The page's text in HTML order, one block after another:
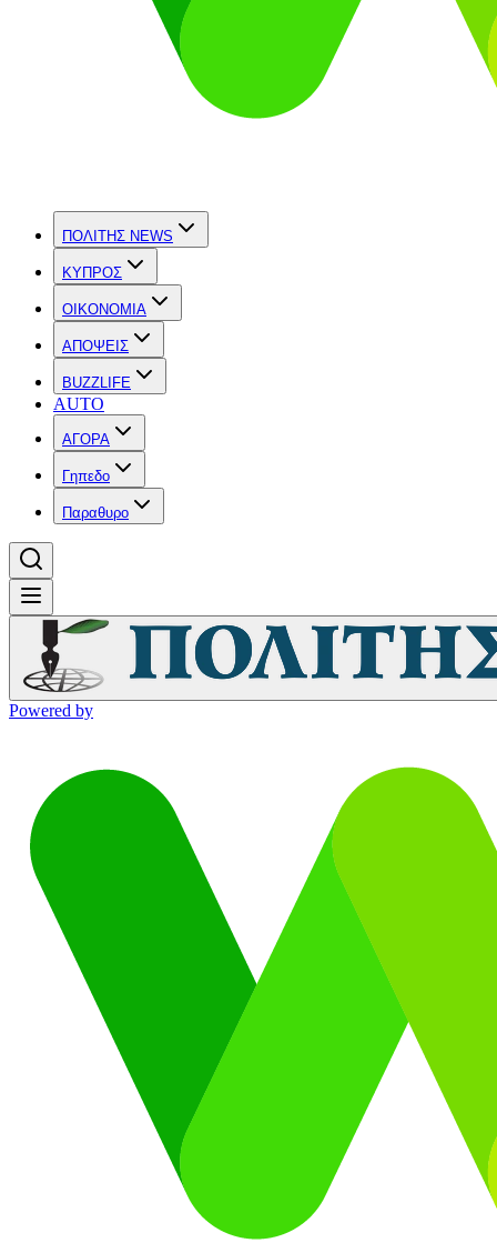
ΠΟΛΙΤΗΣ NEWS
ΚΥΠΡΟΣ
OIKONOMIA
ΑΠΟΨΕΙΣ
BUZZLIFE
AUTO
ΑΓΟΡΑ
Γηπεδο
Παραθυρο
Powered by